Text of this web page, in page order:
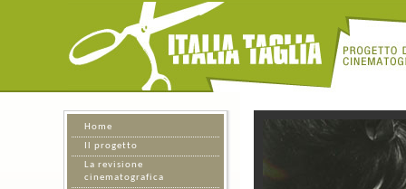
Home
Il progetto
La revisione
cinematografica